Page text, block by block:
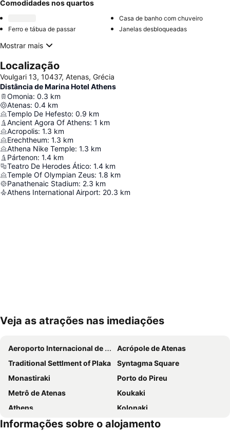
Comodidades nos quartos
Casa de banho com chuveiro
Ferro e tábua de passar
Janelas desbloqueadas
Mostrar mais
Localização
Voulgari 13, 10437, Atenas, Grécia
Distância de Marina Hotel Athens
Omonia: 0.3 km
Atenas: 0.4 km
Templo De Hefesto: 0.9 km
Ancient Agora Of Athens: 1 km
Acropolis: 1.3 km
Erechtheum: 1.3 km
Athena Nike Temple: 1.3 km
Pártenon: 1.4 km
Teatro De Herodes Ático: 1.4 km
Temple Of Olympian Zeus: 1.8 km
Panathenaic Stadium: 2.3 km
Athens International Airport: 20.3 km
Ampliar mapa
Veja as atrações nas imediações
Aeroporto Internacional de Atenas
Acrópole de Atenas
Traditional Settlment of Plaka
Syntagma Square
Monastiraki
Porto do Pireu
Metrô de Atenas
Koukaki
Athens
Kolonaki
Parthenon
Lavrio Port
Informações sobre o alojamento